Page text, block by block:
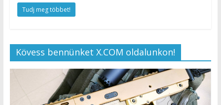
Tudj meg többet!
Kövess bennünket X.COM oldalunkon!